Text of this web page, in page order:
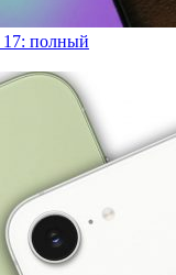
17: полный